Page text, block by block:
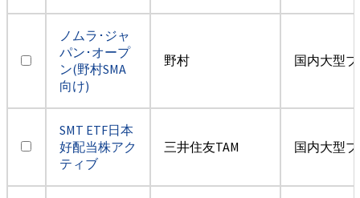
ノムラ･ジャ
パン･オープ
ン(野村SMA
向け)
野村 国内大型
SMT ETF日本
好配当株アク
ティブ
三井住友TAM 国内大型